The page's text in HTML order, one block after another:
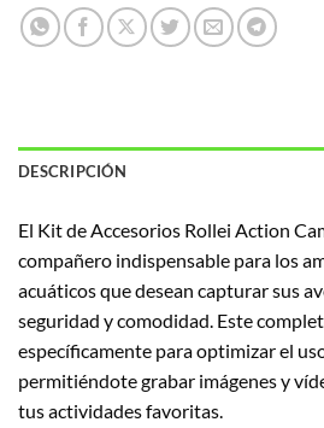
DESCRIPCIÓN
El Kit de Accesorios Rollei Action
compañero indispensable para los
acuáticos que desean capturar sus
seguridad y comodidad. Este
específicamente para optimizar el
permitiéndote grabar imágenes y
tus actividades favoritas.